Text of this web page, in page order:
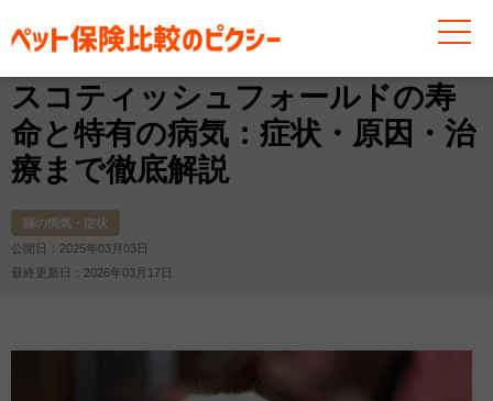
お役立ち情報 猫 猫の病気・症状 スコティッシュ
スコティッシュフォールドの寿
命と特有の病気：症状・原因・治
療まで徹底解説
猫の病気・症状
公開日：2025年03月03日
最終更新日：2026年03月17日